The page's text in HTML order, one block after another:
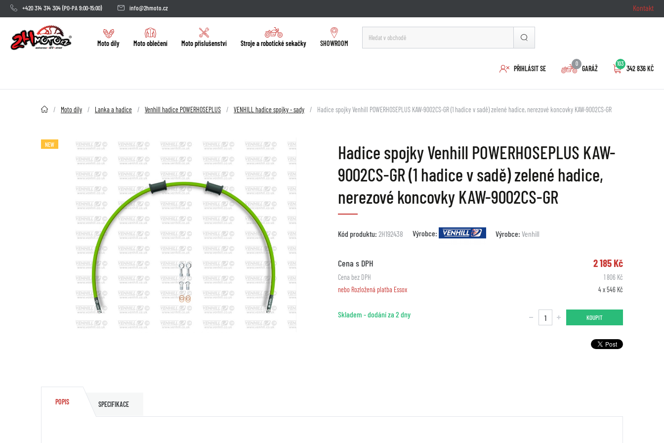
+420 314 314 304(PO-PA 9:00-15:00) info@2hmoto.cz Kontakt
Moto díly Moto oblečení Moto příslušenství Stroje a robotické sekačky SHOWROOM
PŘIHLÁSIT SE
0
GARÁŽ
103
342 836 KČ
2HMOTO.cz Moto díly Lanka a hadice Venhill hadice POWERHOSEPLUS VENHILL hadice spojky - sady Hadice spojky Venhill POWERHOSEPLUS KAW-9002CS-GR (1 hadice v sadě) zelené hadice, nerezové koncovky KAW-9002CS-GR
NEW
Hadice spojky Venhill POWERHOSEPLUS KAW-
9002CS-GR (1 hadice v sadě) zelené hadice,
nerezové koncovky KAW-9002CS-GR
Kód produktu: 2H192438 Výrobce: Výrobce: Venhill
Cena s DPH 2 185 Kč
Cena bez DPH
1 806 Kč
nebo Rozložená platba Essox
4 x 546 Kč
Skladem - dodání za 2 dny KOUPIT
POPIS SPECIFIKACE